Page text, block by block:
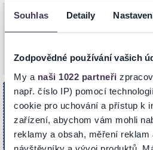
Souhlas Detaily
Zodpovědné používání vašich
My a naši 1022 partneři
např. číslo IP) pomocí
cookie pro uchování a přístup k
zařízení, abychom vám mohli
reklamy a obsah, měření reklam
pondělí
23
19:00
V síti
nevyzvednutých rezervací
MIROSLAV DONUTIL -
KLIMKOVICE
úterý
24
19:00
MIROSLAV DONUTIL -
Kulturní dům
PETŘVALD